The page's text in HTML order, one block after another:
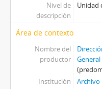
Nivel de
descripción
Unidad
Área de contexto
Nombre del
productor
Institución
Archivo